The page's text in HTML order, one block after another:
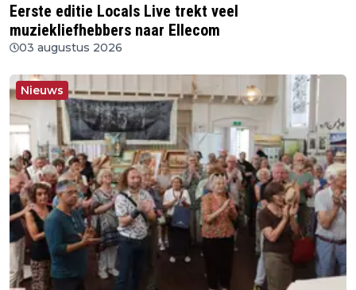
Eerste editie Locals Live trekt veel
muziekliefhebbers naar Ellecom
03 augustus 2026
Nieuws